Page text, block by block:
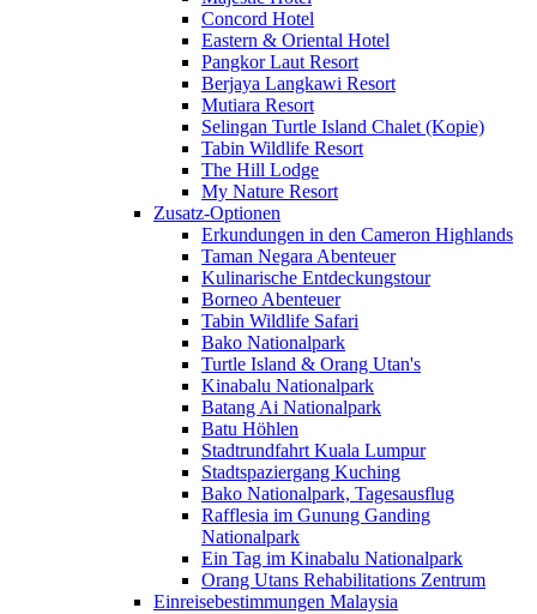
Concord Hotel
Eastern & Oriental Hotel
Pangkor Laut Resort
Berjaya Langkawi Resort
Mutiara Resort
Selingan Turtle Island Chalet (Kopie)
Tabin Wildlife Resort
The Hill Lodge
My Nature Resort
Zusatz-Optionen
Erkundungen in den Cameron Highlands
Taman Negara Abenteuer
Kulinarische Entdeckungstour
Borneo Abenteuer
Tabin Wildlife Safari
Bako Nationalpark
Turtle Island & Orang Utan's
Kinabalu Nationalpark
Batang Ai Nationalpark
Batu Höhlen
Stadtrundfahrt Kuala Lumpur
Stadtspaziergang Kuching
Bako Nationalpark, Tagesausflug
Rafflesia im Gunung Ganding
Nationalpark
Ein Tag im Kinabalu Nationalpark
Orang Utans Rehabilitations Zentrum
Einreisebestimmungen Malaysia